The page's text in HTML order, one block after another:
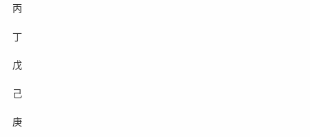
丙
丁
戊
己
庚